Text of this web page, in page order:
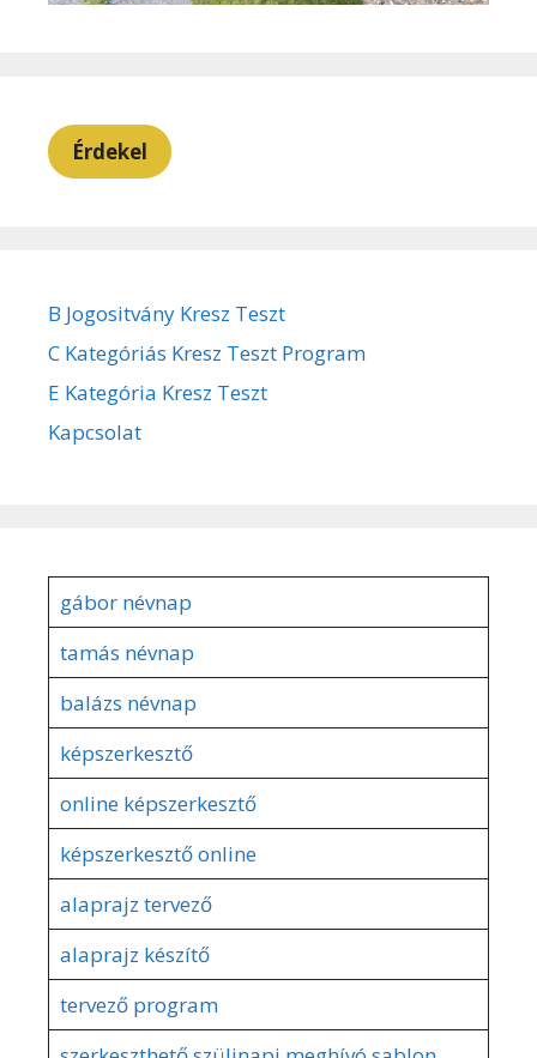
Érdekel
B Jogositvány Kresz Teszt
C Kategóriás Kresz Teszt Program
E Kategória Kresz Teszt
Kapcsolat
gábor névnap
tamás névnap
balázs névnap
képszerkesztő
online képszerkesztő
képszerkesztő online
alaprajz tervező
alaprajz készítő
tervező program